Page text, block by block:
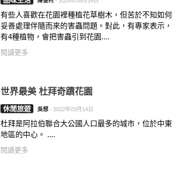
有些人喜歡在花園裡種植花草樹木，但苦於不知如何
妥善處理伴隨而來的害蟲問題。對此，有專家表示，
有4種植物，會把害蟲引到花園....
閱讀更多
世界最美 杜拜奇蹟花園
休閒旅遊 吳想 - 2022年03月14日
杜拜是阿拉伯聯合大公國人口最多的城市，位於中東
地區的中心。 ....
閱讀更多